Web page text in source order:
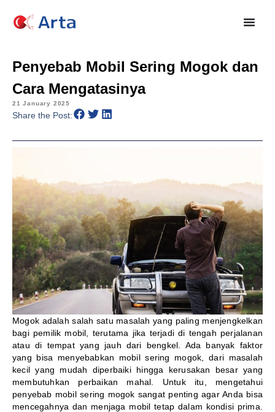
Penyebab Mobil Sering Mogok dan
Cara Mengatasinya
21 January 2025
Share the Post:
Mogok adalah salah satu masalah yang paling menjengkelkan
bagi pemilik mobil, terutama jika terjadi di tengah perjalanan
atau di tempat yang jauh dari bengkel. Ada banyak faktor
yang bisa menyebabkan mobil sering mogok, dari masalah
kecil yang mudah diperbaiki hingga kerusakan besar yang
membutuhkan perbaikan mahal. Untuk itu, mengetahui
penyebab mobil sering mogok sangat penting agar Anda bisa
mencegahnya dan menjaga mobil tetap dalam kondisi prima.